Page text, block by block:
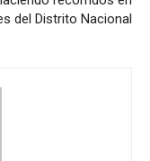
del Distrito Nacional